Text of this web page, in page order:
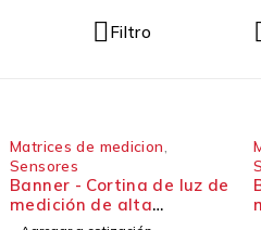
Filtro
Matrices de medicion
Sensores
Banner - Cortina de luz de
medición de alta
resolución MINI MATRIZ